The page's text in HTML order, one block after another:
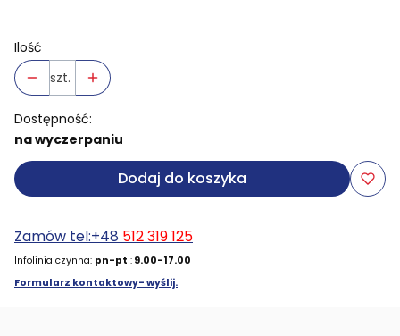
Ilość
szt.
Dostępność:
na wyczerpaniu
Dodaj do koszyka
Zamów tel:+48 512 319 125
Infolinia czynna: pn-pt : 9.00-17.00
Formularz kontaktowy- wyślij.